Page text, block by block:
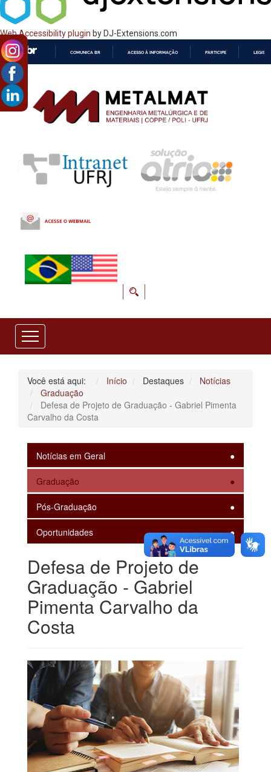
Web Accessibility plugin by DJ-Extensions.com
CONTEÚDO
COMUNICA BR ACESSO À INFORMAÇÃO PARTICIPE
Você está aqui: Início Destaques
Notícias
Graduação
Defesa de Projeto de Graduação - Gabriel Pimenta
Carvalho da Costa
Notícias em Geral
Graduação
Pós-Graduação
Oportunidades
Defesa de Projeto de
Graduação - Gabriel
Pimenta Carvalho da
Costa